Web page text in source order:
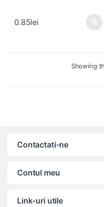
0.85lei
Showing
Contactati-ne
Contul meu
Link-uri utile